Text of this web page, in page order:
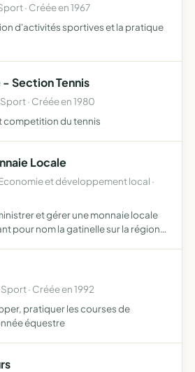
· Créée en 1967
d'activités sportives et la pratique
- Section Tennis
· Créée en 1980
competition du tennis
Locale
et développement local ·
et gérer une monnaie locale
pour nom la gatinelle sur la région
· Créée en 1992
pratiquer les courses de
équestre